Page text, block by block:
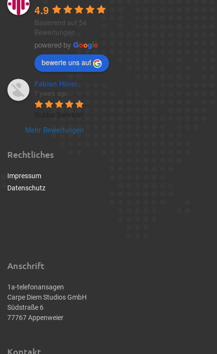
4.9
Basierend auf 54
Bewertungen
powered by Google
bewerte uns auf
Fabian Hörst
7 years ago
Mehr Bewertungen
Rechtliches
Impressum
Datenschutz
Anschrift
1a-telefonansagen
Carpe Diem Studios GmbH
Südstraße 6
77767 Appenweier
Kontakt